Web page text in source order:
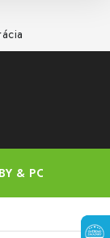
& POMÔCKY